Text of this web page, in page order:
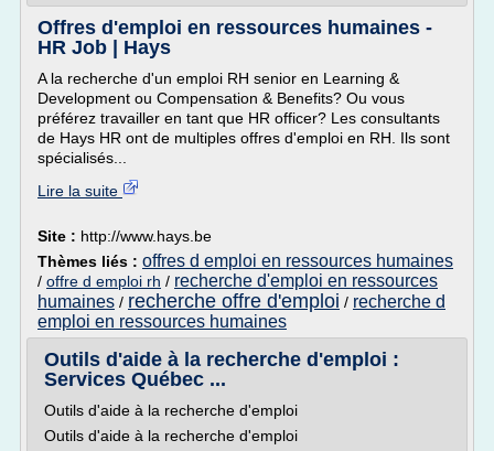
Offres d'emploi en ressources humaines -
HR Job | Hays
A la recherche d'un emploi RH senior en Learning &
Development ou Compensation & Benefits? Ou vous
préférez travailler en tant que HR officer? Les consultants
de Hays HR ont de multiples offres d'emploi en RH. Ils sont
spécialisés...
Lire la suite
Site : http://www.hays.be
Thèmes liés : offres d emploi en ressources humaines
/ offre d emploi rh / recherche d'emploi en ressources
humaines / recherche offre d'emploi / recherche d
emploi en ressources humaines
Outils d'aide à la recherche d'emploi :
Services Québec ...
Outils d'aide à la recherche d'emploi
Outils d'aide à la recherche d'emploi